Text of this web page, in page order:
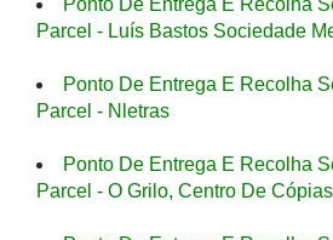
Ponto De Entrega E Recolha
Parcel - Luís Bastos Sociedade
Ponto De Entrega E Recolha
Parcel - Nletras
Ponto De Entrega E Recolha
Parcel - O Grilo, Centro De Cópias